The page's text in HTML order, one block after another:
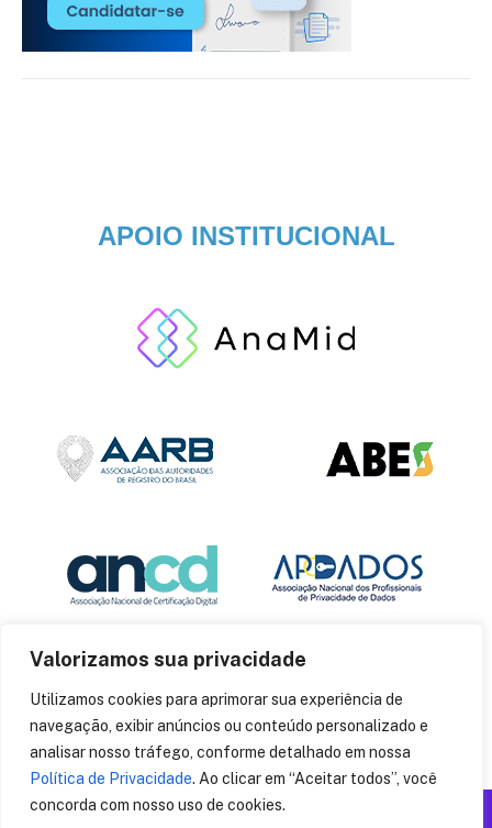
Valorizamos sua privacidade
Utilizamos cookies para aprimorar sua experiência de
navegação, exibir anúncios ou conteúdo personalizado e
analisar nosso tráfego, conforme detalhado em nossa
Política de Privacidade. Ao clicar em “Aceitar todos”, você
concorda com nosso uso de cookies.
APOIO INSTITUCIONAL